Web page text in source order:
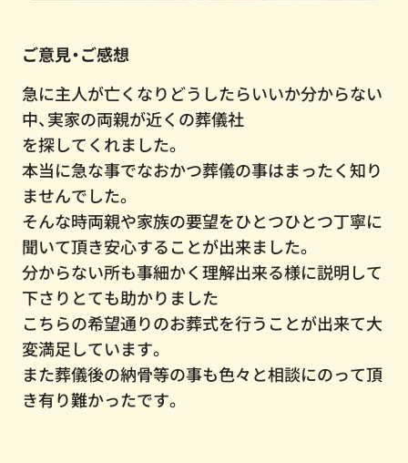
ご意見・ご感想
急に主人が亡くなりどうしたらいいか分からない
中、実家の両親が近くの葬儀社
を探してくれました。
本当に急な事でなおかつ葬儀の事はまったく知り
ませんでした。
そんな時両親や家族の要望をひとつひとつ丁寧に
聞いて頂き安心することが出来ました。
分からない所も事細かく理解出来る様に説明して
下さりとても助かりました
こちらの希望通りのお葬式を行うことが出来て大
変満足しています。
また葬儀後の納骨等の事も色々と相談にのって頂
き有り難かったです。